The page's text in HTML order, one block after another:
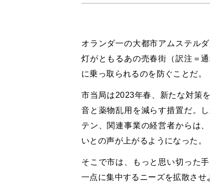
オランダ一の大都市アムステル
灯がともるあの売春街（訳注＝
に乗っ取られるのを防ぐことだ。
市当局は2023年春、新たな対策
音と薬物乱用を減らす措置だ。
テン、関連事業の経営者からは
いとの声が上がるようになった。
そこで市は、もっと思い切った
一点に集中するニーズを拡散さ